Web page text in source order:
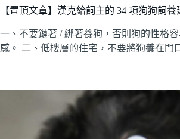
【置頂文章】漢克給飼主的 34 項狗狗飼養
一、不要鏈著 / 綁著養狗，否則狗的性格
感。 二、低樓層的住宅，不要將狗養在門